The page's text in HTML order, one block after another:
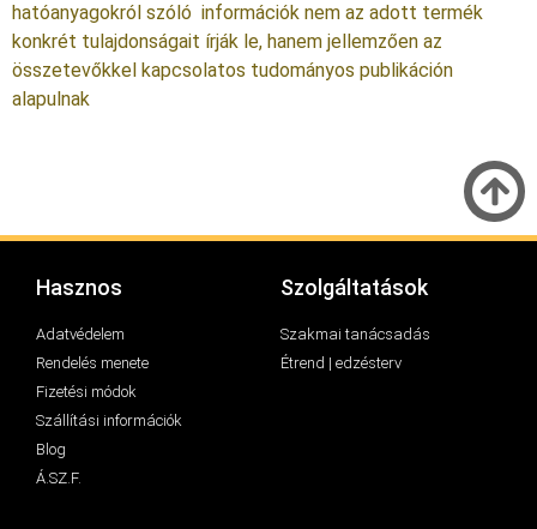
hatóanyagokról szóló információk nem az adott termék
konkrét tulajdonságait írják le, hanem jellemzően az
összetevőkkel kapcsolatos tudományos publikáción
alapulnak
Hasznos
Adatvédelem
Rendelés menete
Fizetési módok
Szállítási információk
Blog
Á.SZ.F.
Szolgáltatások
Szakmai tanácsadás
Étrend | edzésterv